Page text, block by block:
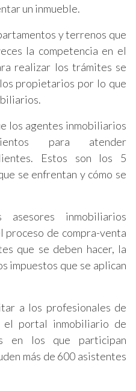
un inmueble.
y terrenos que
la competencia en el
realizar los trámites se
propietarios por lo que
los agentes inmobiliarios
para atender
Estos son los 5
se enfrentan y cómo se
asesores inmobiliarios
proceso de compra-venta
que se deben hacer, la
impuestos que se aplican
a los profesionales de
el portal inmobiliario de
en los que participan
más de 600 asistentes